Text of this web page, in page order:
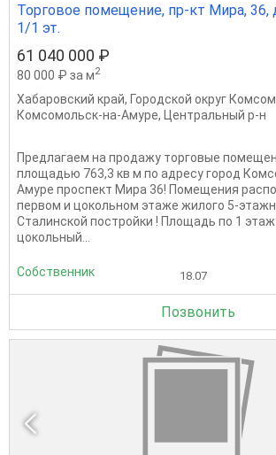
Торговое помещение, пр-кт Мира, 36,
1/1 эт.
61 040 000 ₽
80 000 ₽ за м2
Хабаровский край, Городской округ
Комсомольск-на-Амуре, Центральный р-н
Предлагаем на продажу торговые
площадью 763,3 кв м по адресу город
Амуре проспект Мира 36! Помещения
первом и цокольном этаже жилого 5-
Сталинской постройки ! Площадь по 1
цокольный...
Собственник 18.07
Позвонить